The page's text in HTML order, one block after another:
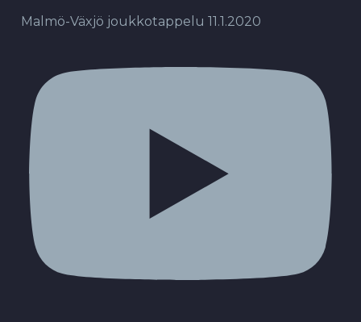
Malmö-Växjö joukkotappelu 11.1.2020